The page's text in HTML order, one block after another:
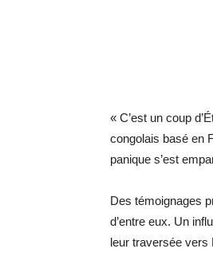
« C’est un coup
congolais basé en
panique s’est
Des témoignages
d’entre eux. Un
leur traversée vers